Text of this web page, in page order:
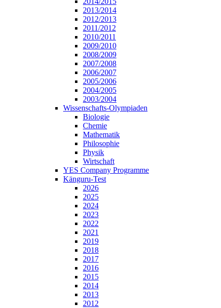
2013/2014
2012/2013
2011/2012
2010/2011
2009/2010
2008/2009
2007/2008
2006/2007
2005/2006
2004/2005
2003/2004
Wissenschafts-Olympiaden
Biologie
Chemie
Mathematik
Philosophie
Physik
Wirtschaft
YES Company Programme
Känguru-Test
2026
2025
2024
2023
2022
2021
2019
2018
2017
2016
2015
2014
2013
2012